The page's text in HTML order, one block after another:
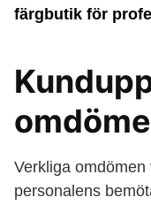
färgbutik för
Verkliga
personalens